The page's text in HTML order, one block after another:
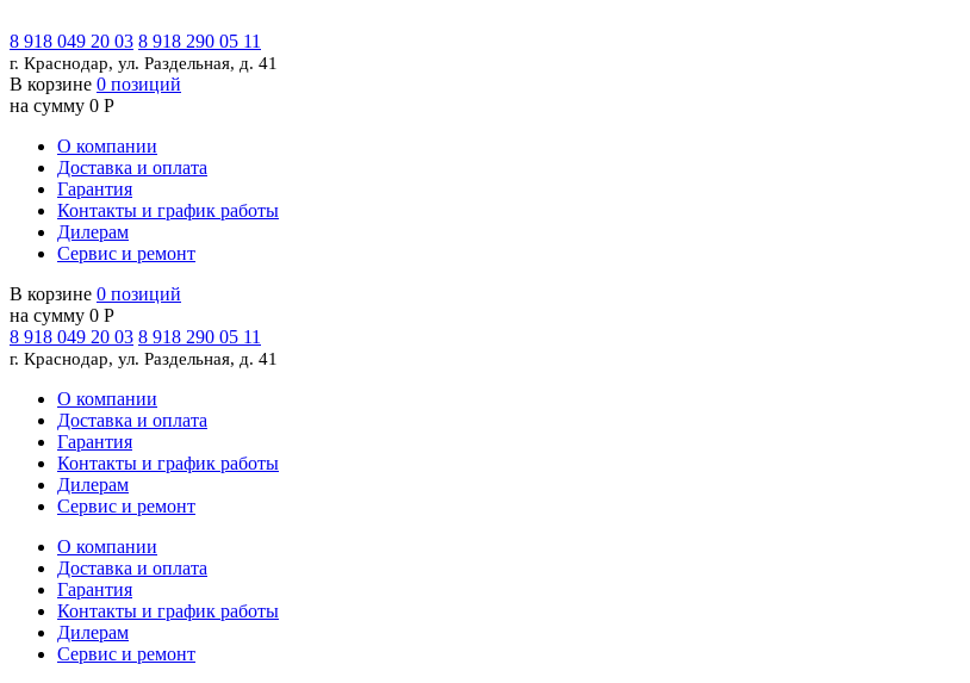
8 918 049 20 03 8 918 290 05 11
г. Краснодар, ул. Раздельная, д. 41
В корзине 0 позиций
на сумму 0 Р
О компании
Доставка и оплата
Гарантия
Контакты и график работы
Дилерам
Сервис и ремонт
В корзине 0 позиций
на сумму 0 Р
8 918 049 20 03 8 918 290 05 11
г. Краснодар, ул. Раздельная, д. 41
О компании
Доставка и оплата
Гарантия
Контакты и график работы
Дилерам
Сервис и ремонт
О компании
Доставка и оплата
Гарантия
Контакты и график работы
Дилерам
Сервис и ремонт